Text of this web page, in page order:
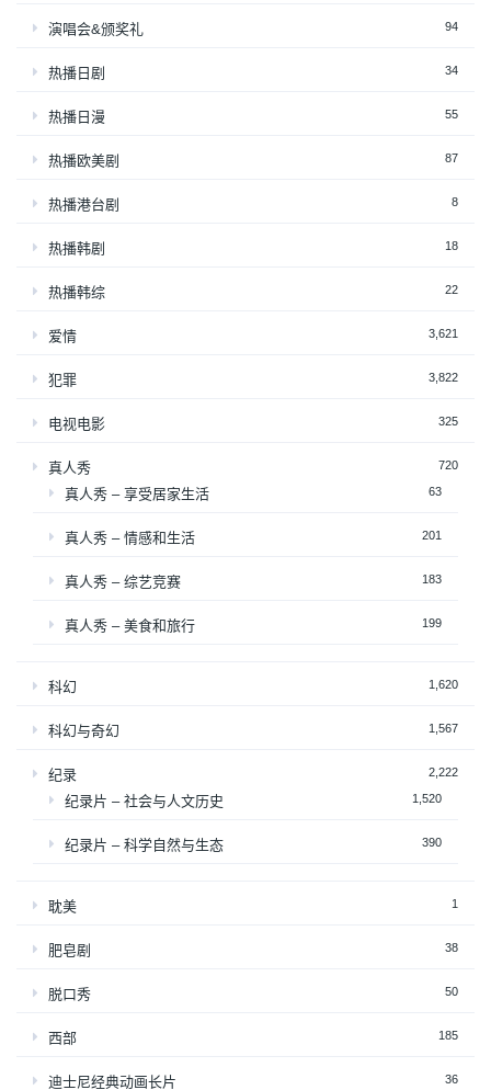
演唱会&颁奖礼 94
热播日剧 34
热播日漫 55
热播欧美剧 87
热播港台剧 8
热播韩剧 18
热播韩综 22
爱情 3,621
犯罪 3,822
电视电影 325
真人秀 720
真人秀 – 享受居家生活 63
真人秀 – 情感和生活 201
真人秀 – 综艺竞赛 183
真人秀 – 美食和旅行 199
科幻 1,620
科幻与奇幻 1,567
纪录 2,222
纪录片 – 社会与人文历史 1,520
纪录片 – 科学自然与生态 390
耽美 1
肥皂剧 38
脱口秀 50
西部 185
迪士尼经典动画长片 36